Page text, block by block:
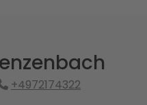
+4972174322